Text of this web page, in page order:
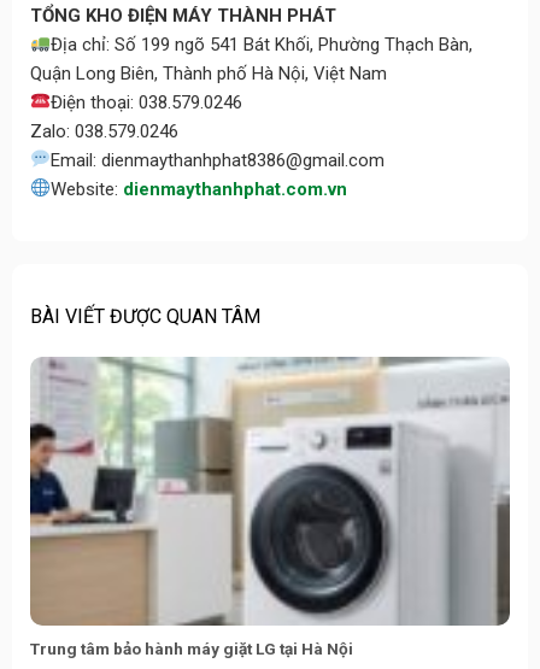
TỔNG KHO ĐIỆN MÁY THÀNH PHÁT
Địa chỉ: Số 199 ngõ 541 Bát Khối, Phường Thạch Bàn,
Quận Long Biên, Thành phố Hà Nội, Việt Nam
Điện thoại: 038.579.0246
Zalo: 038.579.0246
Email: dienmaythanhphat8386@gmail.com
Website: dienmaythanhphat.com.vn
BÀI VIẾT ĐƯỢC QUAN TÂM
Trung tâm bảo hành máy giặt LG tại Hà Nội